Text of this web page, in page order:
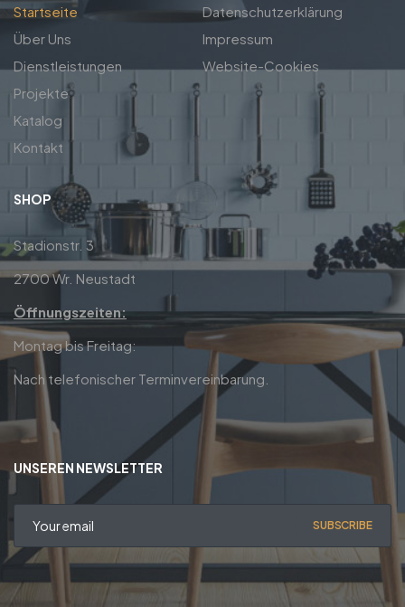
Startseite
Über Uns
Dienstleistungen
Projekte
Katalog
Kontakt
Datenschutzerklärung
Impressum
Website-Cookies
SHOP
Stadionstr. 3
2700 Wr. Neustadt
Öffnungszeiten:
Montag bis Freitag:
Nach telefonischer Terminvereinbarung.
UNSEREN NEWSLETTER
SUBSCRIBE